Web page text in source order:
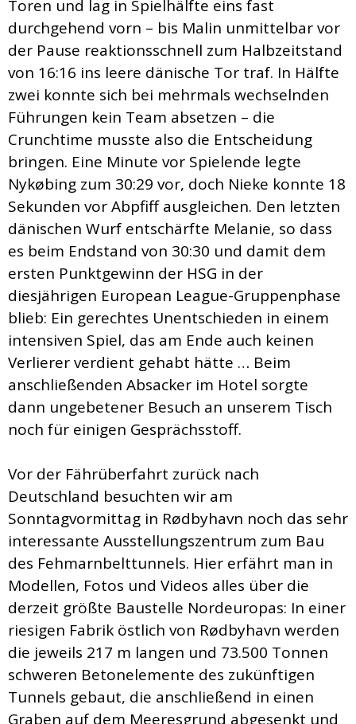
Toren und lag in Spielhälfte eins fast
durchgehend vorn – bis Malin unmittelbar vor
der Pause reaktionsschnell zum Halbzeitstand
von 16:16 ins leere dänische Tor traf. In Hälfte
zwei konnte sich bei mehrmals wechselnden
Führungen kein Team absetzen – die
Crunchtime musste also die Entscheidung
bringen. Eine Minute vor Spielende legte
Nykøbing zum 30:29 vor, doch Nieke konnte 18
Sekunden vor Abpfiff ausgleichen. Den letzten
dänischen Wurf entschärfte Melanie, so dass
es beim Endstand von 30:30 und damit dem
ersten Punktgewinn der HSG in der
diesjährigen European League-Gruppenphase
blieb: Ein gerechtes Unentschieden in einem
intensiven Spiel, das am Ende auch keinen
Verlierer verdient gehabt hätte … Beim
anschließenden Absacker im Hotel sorgte
dann ungebetener Besuch an unserem Tisch
noch für einigen Gesprächsstoff.
Vor der Fährüberfahrt zurück nach
Deutschland besuchten wir am
Sonntagvormittag in Rødbyhavn noch das sehr
interessante Ausstellungszentrum zum Bau
des Fehmarnbelttunnels. Hier erfährt man in
Modellen, Fotos und Videos alles über die
derzeit größte Baustelle Nordeuropas: In einer
riesigen Fabrik östlich von Rødbyhavn werden
die jeweils 217 m langen und 73.500 Tonnen
schweren Betonelemente des zukünftigen
Tunnels gebaut, die anschließend in einen
Graben auf dem Meeresgrund abgesenkt und